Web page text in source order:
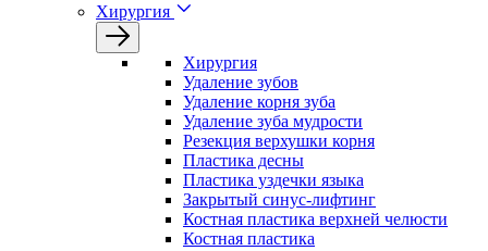
Хирургия
Хирургия
Удаление зубов
Удаление корня зуба
Удаление зуба мудрости
Резекция верхушки корня
Пластика десны
Пластика уздечки языка
Закрытый синус-лифтинг
Костная пластика верхней челюсти
Костная пластика